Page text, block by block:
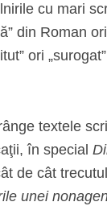
cu mari
din Roman
ori
textele
în special
de cât
unei